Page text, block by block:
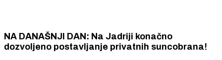
NA DANAŠNJI DAN: Na Jadriji konačno
dozvoljeno postavljanje privatnih suncobrana!